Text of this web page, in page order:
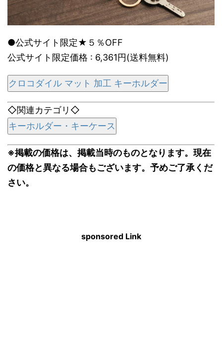
●公式サイト限定★５％OFF
公式サイト限定価格 : 6,361円(送料無料)
クロコダイル マット 加工 キーホルダー
◇関連カテゴリ◇
キーホルダー・キーケース
※掲載の価格は、掲載当時のものとなります。現在
の価格と異なる場合もございます。予めご了承くだ
さい。
sponsored Link